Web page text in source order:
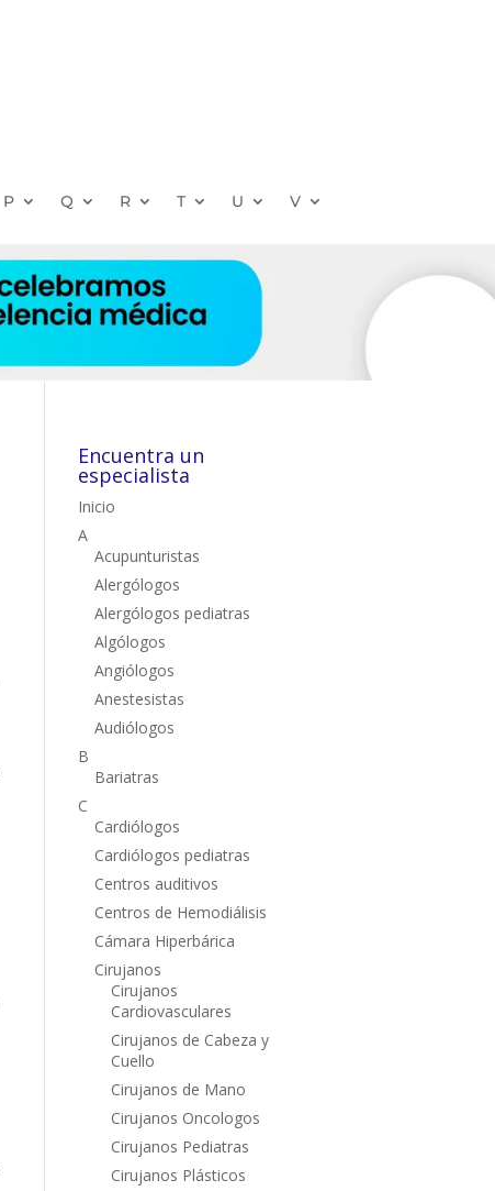
P Q R T U V
Encuentra un
especialista
Inicio
A
Acupunturistas
Alergólogos
Alergólogos pediatras
Algólogos
Angiólogos
Anestesistas
Audiólogos
B
Bariatras
C
Cardiólogos
Cardiólogos pediatras
Centros auditivos
Centros de Hemodiálisis
Cámara Hiperbárica
Cirujanos
Cirujanos
Cardiovasculares
Cirujanos de Cabeza y
Cuello
Cirujanos de Mano
Cirujanos Oncologos
Cirujanos Pediatras
Cirujanos Plásticos